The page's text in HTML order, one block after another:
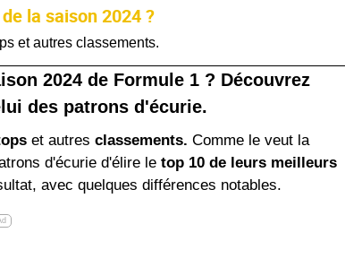
la saison 2024 ?
et autres classements.
2024 de Formule 1 ? Découvrez
des patrons d'écurie.
et autres classements. Comme le veut la
d'écurie d'élire le top 10 de leurs meilleurs
avec quelques différences notables.